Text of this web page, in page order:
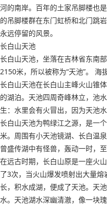
河的南岸。百年的土家吊脚楼也
的吊脚楼群在东门虹桥和北门跳
永远停留的风景。
长白山天池
长白山天池，坐落在吉林省东南
2150米，所以被称为“天池”。 海
长白山天池在长白山主峰火山锥
的湖泊。天池四周奇峰林立，池
生：水里会有火冒出，因为天池
长白山天池为鸭绿江之源，是一
米。周围有小天池镜湖、长白温泉
曾盛传湖中有怪兽，轰动一时，至
在远古时期，长白山原是一座火
了3次，当火山爆发喷射出大量
长，积水成湖，便成了天池。天
水。天池湖水深幽清澈，像一块